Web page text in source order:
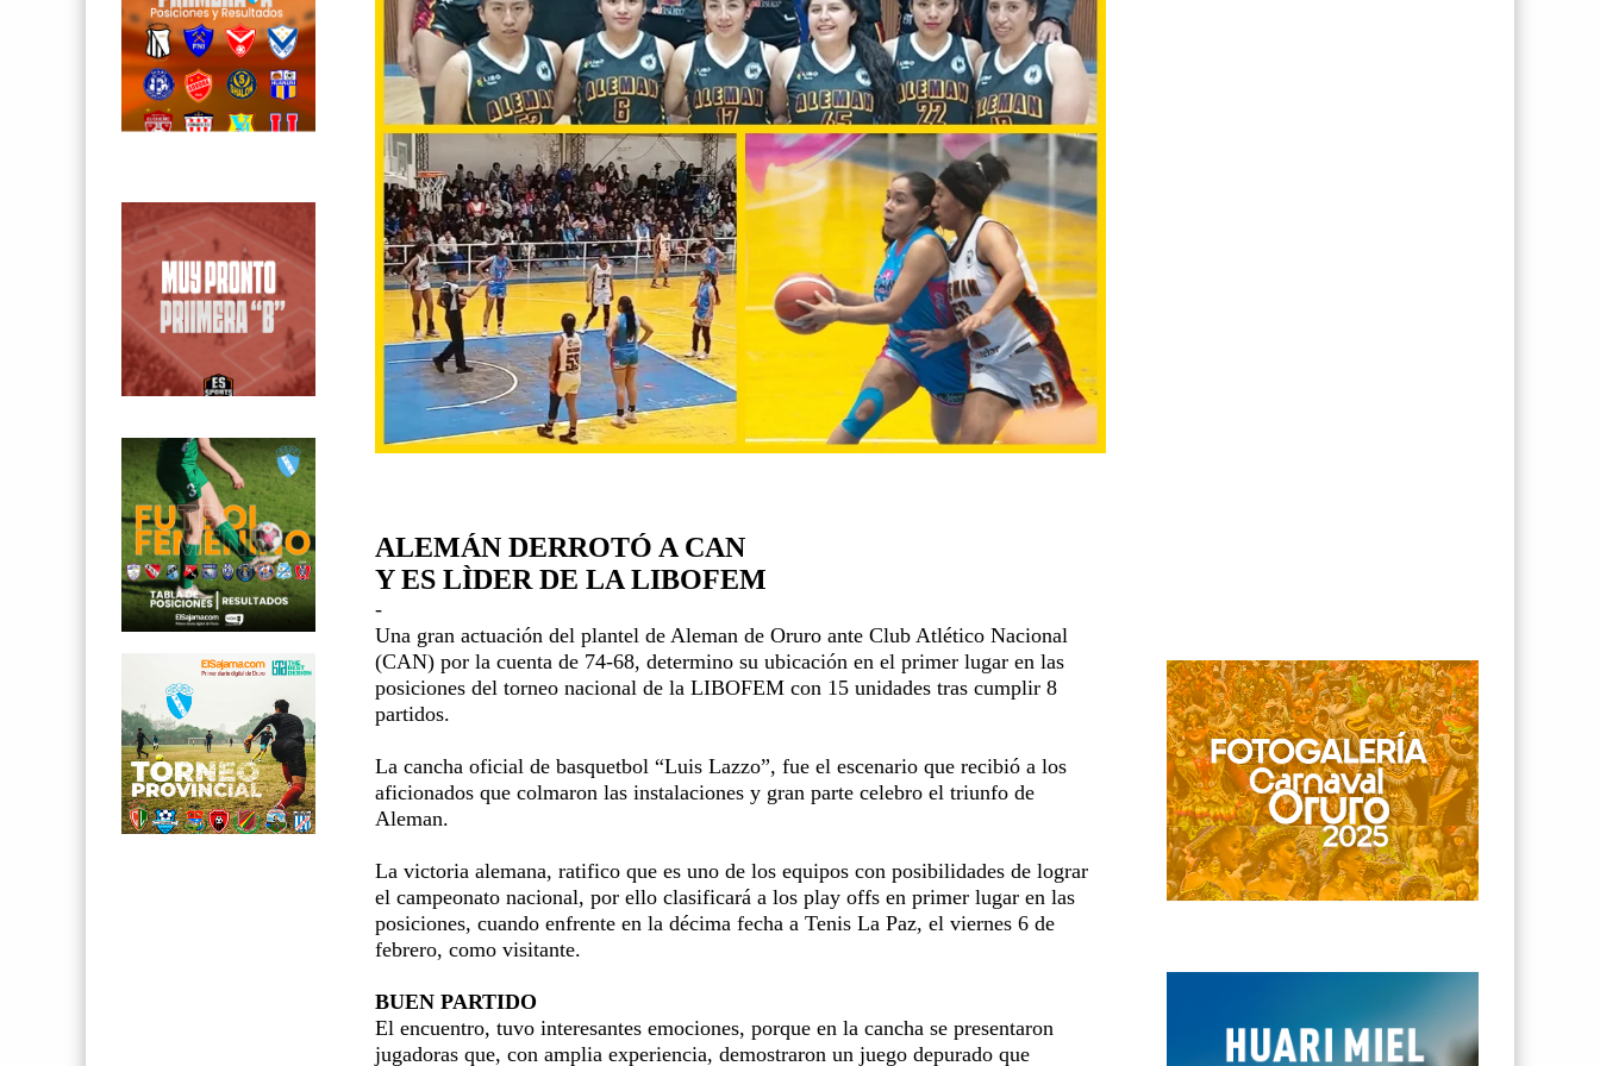
ALEMÁN DERROTÓ A CAN
Y ES LÌDER DE LA LIBOFEM
-
Una gran actuación del plantel de Aleman de Oruro ante Club Atlético Nacional
(CAN) por la cuenta de 74-68, determino su ubicación en el primer lugar en las
posiciones del torneo nacional de la LIBOFEM con 15 unidades tras cumplir 8
partidos.
La cancha oficial de basquetbol “Luis Lazzo”, fue el escenario que recibió a los
aficionados que colmaron las instalaciones y gran parte celebro el triunfo de
Aleman.
La victoria alemana, ratifico que es uno de los equipos con posibilidades de lograr
el campeonato nacional, por ello clasificará a los play offs en primer lugar en las
posiciones, cuando enfrente en la décima fecha a Tenis La Paz, el viernes 6 de
febrero, como visitante.
BUEN PARTIDO
El encuentro, tuvo interesantes emociones, porque en la cancha se presentaron
jugadoras que, con amplia experiencia, demostraron un juego depurado que